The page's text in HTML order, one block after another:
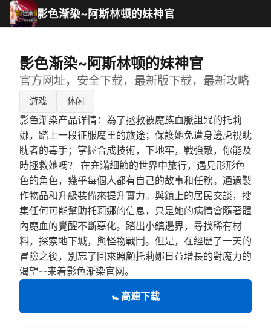
影色渐染~阿斯林顿的妹神官
影色渐染~阿斯林顿的妹神官
官方网址，安全下载，最新版下载，最新攻略
游戏 休闲
影色渐染产品详情：為了拯救被魔族血脈詛咒的托莉
娜，踏上一段征服魔王的旅途；保護她免遭身邊虎視眈
眈者的毒手；掌握合成技術，下地牢，戰強敵，你能及
時拯救她嗎？ 在充滿細節的世界中旅行，遇見形形色
色的角色，幾乎每個人都有自己的故事和任務。通過製
作物品和升級裝備來提升實力。與鎮上的居民交談，搜
集任何可能幫助托莉娜的信息，只是她的病情會隨著體
內魔血的覺醒不斷惡化。踏出小鎮邊界，尋找稀有材
料，探索地下城，與怪物戰鬥。但是，在經歷了一天的
冒險之後，別忘了回來照顧托莉娜日益增長的對魔力的
渴望--来着影色渐染官网。
🚼 高速下载